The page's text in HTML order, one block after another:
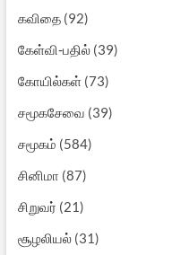
கவிதை(92)
கேள்வி-பதில்(39)
கோயில்கள்(73)
சமூகசேவை (39)
சமூகம் (584)
சினிமா (87)
சிறுவர் (21)
சூழலியல்(31)